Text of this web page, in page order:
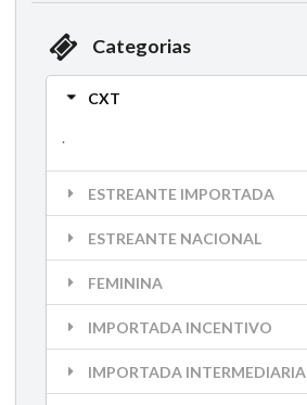
Categorias
CXT
.
ESTREANTE IMPORTADA
ESTREANTE NACIONAL
FEMININA
IMPORTADA INCENTIVO
IMPORTADA INTERMEDIARIA